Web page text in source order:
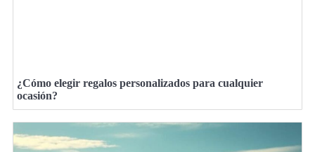
¿Cómo elegir regalos personalizados para cualquier
ocasión?